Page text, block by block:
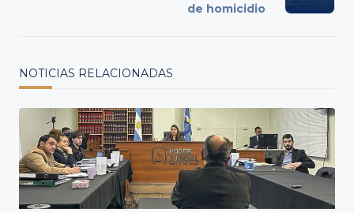
de homicidio
NOTICIAS RELACIONADAS